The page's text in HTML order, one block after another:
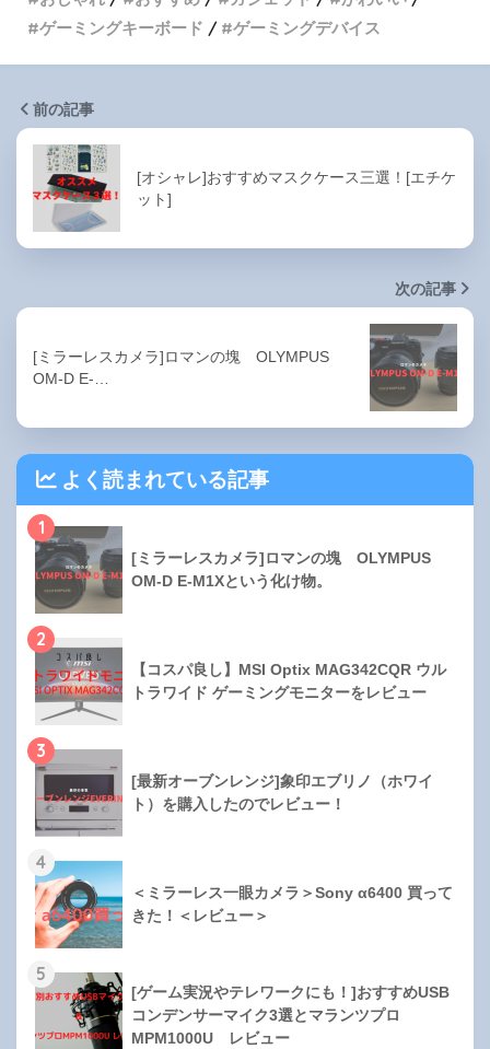
ゲーミングキーボード
ゲーミングデバイス
前の記事
[オシャレ]おすすめマスクケース三選！[エチケ
ット]
次の記事
[ミラーレスカメラ]ロマンの塊 OLYMPUS
OM-D E-…
よく読まれている記事
1
[ミラーレスカメラ]ロマンの塊 OLYMPUS
OM-D E-M1Xという化け物。
2
【コスパ良し】MSI Optix MAG342CQR ウル
トラワイド ゲーミングモニターをレビュー
3
[最新オーブンレンジ]象印エブリノ（ホワイ
ト）を購入したのでレビュー！
4
＜ミラーレス一眼カメラ＞Sony α6400 買って
きた！＜レビュー＞
5
[ゲーム実況やテレワークにも！]おすすめUSB
コンデンサーマイク3選とマランツプロ
MPM1000U レビュー